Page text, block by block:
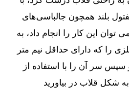
بلند همچون جالباسی‌های
این کار را انجام داد، به
را که دارای حداقل نیم متر
سر آن را با استفاده از
شکل قلاب در بیاورید